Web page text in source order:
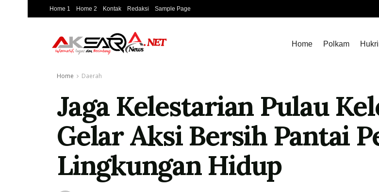
Home 1 Home 2 Kontak Redaksi Sample Page
Home Polkam
Home Daerah
Jaga Kelestarian Pulau
Gelar Aksi Bersih Pantai
Lingkungan Hidup